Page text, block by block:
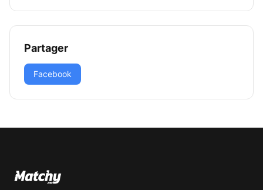
Partager
Facebook